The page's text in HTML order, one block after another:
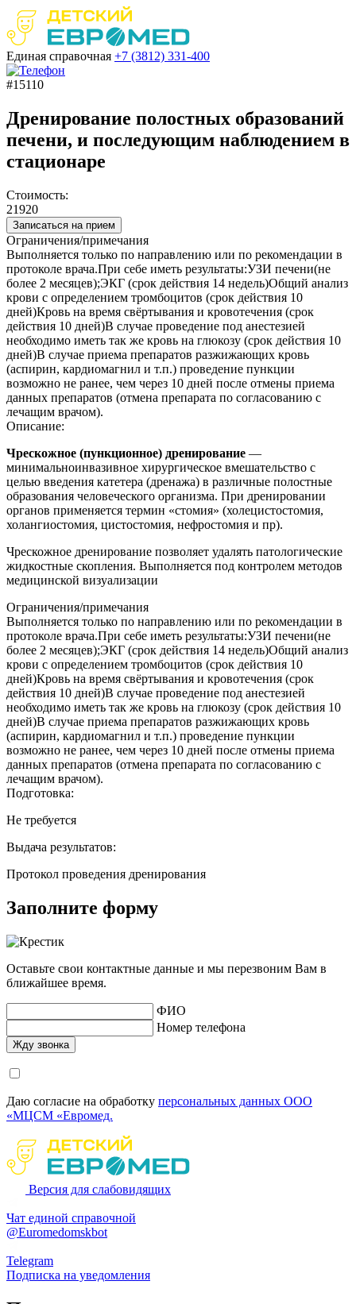
Единая справочная +7 (3812) 331-400
#15110
Дренирование полостных образований
печени, и последующим наблюдением в
стационаре
Стоимость:
21920
Записаться на прием
Ограничения/примечания
Выполняется только по направлению или по рекомендации в
протоколе врача.При себе иметь результаты:УЗИ печени(не
более 2 месяцев);ЭКГ (срок действия 14 недель)Общий анализ
крови с определением тромбоцитов (срок действия 10
дней)Кровь на время свёртывания и кровотечения (срок
действия 10 дней)В случае проведение под анестезией
необходимо иметь так же кровь на глюкозу (срок действия 10
дней)В случае приема препаратов разжижающих кровь
(аспирин, кардиомагнил и т.п.) проведение пункции
возможно не ранее, чем через 10 дней после отмены приема
данных препаратов (отмена препарата по согласованию с
лечащим врачом).
Описание:
Чрескожное (пункционное) дренирование —
минимальноинвазивное хирургическое вмешательство с
целью введения катетера (дренажа) в различные полостные
образования человеческого организма. При дренировании
органов применяется термин «стомия» (холецистостомия,
холангиостомия, цистостомия, нефростомия и пр).
Чрескожное дренирование позволяет удалять патологические
жидкостные скопления. Выполняется под контролем методов
медицинской визуализации
Ограничения/примечания
Выполняется только по направлению или по рекомендации в
протоколе врача.При себе иметь результаты:УЗИ печени(не
более 2 месяцев);ЭКГ (срок действия 14 недель)Общий анализ
крови с определением тромбоцитов (срок действия 10
дней)Кровь на время свёртывания и кровотечения (срок
действия 10 дней)В случае проведение под анестезией
необходимо иметь так же кровь на глюкозу (срок действия 10
дней)В случае приема препаратов разжижающих кровь
(аспирин, кардиомагнил и т.п.) проведение пункции
возможно не ранее, чем через 10 дней после отмены приема
данных препаратов (отмена препарата по согласованию с
лечащим врачом).
Подготовка:
Не требуется
Выдача результатов:
Протокол проведения дренирования
Заполните форму
Оставьте свои контактные данные и мы перезвоним Вам в
ближайшее время.
ФИО
Номер телефона
Даю согласие на обработку персональных данных ООО
«МЦСМ «Евромед.
Версия для слабовидящих
Чат единой справочной
@Euromedomskbot
Telegram
Подписка на уведомления